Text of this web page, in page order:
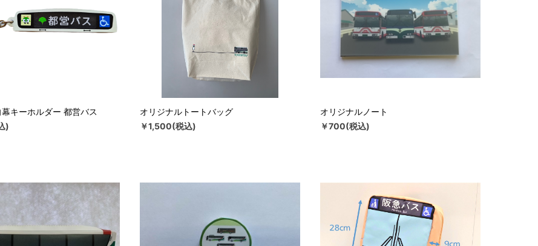
キーホルダー 都営バス
)
オリジナルトートバッグ
￥1,500(税込)
オリジナルノート
￥700(税込)